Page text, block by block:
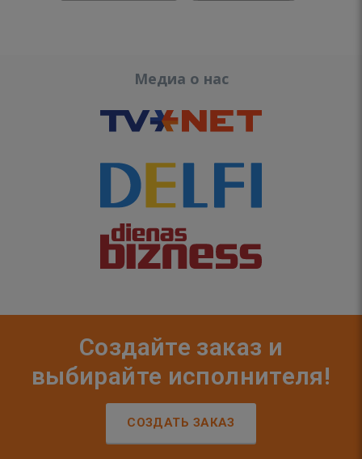
Медиа о нас
Создайте заказ и
выбирайте исполнителя!
СОЗДАТЬ ЗАКАЗ